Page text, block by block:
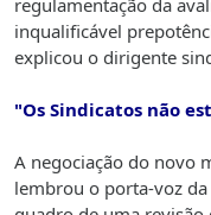
regulamentação da
inqualificável
explicou o dirigente
"Os Sindicatos não
A negociação do novo
lembrou o porta-voz